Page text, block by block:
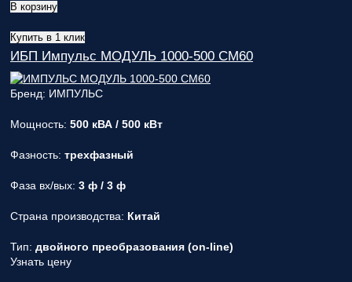
В корзину
Купить в 1 клик
ИБП Импульс МОДУЛЬ 1000-500 СМ60
Бренд: ИМПУЛЬС
Мощность: 500 кВА / 500 кВт
Фазность: трехфазный
Фаза вх/вых: 3 ф / 3 ф
Страна производства: Китай
Тип: двойного преобразования (on-line)
Узнать цену